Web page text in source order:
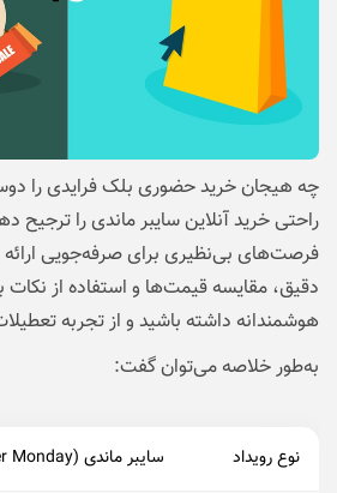
چه هیجان خرید حضوری بلک فرایدی را
راحتی خرید آنلاین سایبر ماندی را ترجیح
فرصت‌های بی‌نظیری برای صرفه‌جویی ارائه
دقیق، مقایسه قیمت‌ها و استفاده از نکات
هوشمندانه داشته باشید و از تجربه
به‌طور خلاصه می‌توان گفت:
نوع رویداد سایبر ماندی (Cyber Monday)